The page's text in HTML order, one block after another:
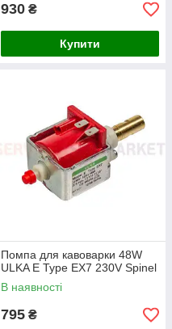
930 ₴
Купити
Помпа для кавоварки 48W
ULKA E Type EX7 230V Spinel
В наявності
795 ₴